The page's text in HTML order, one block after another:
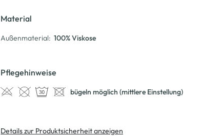
Material
Außenmaterial: 100% Viskose
Pflegehinweise
bügeln möglich (mittlere Einstellung)
Details zur Produktsicherheit anzeigen